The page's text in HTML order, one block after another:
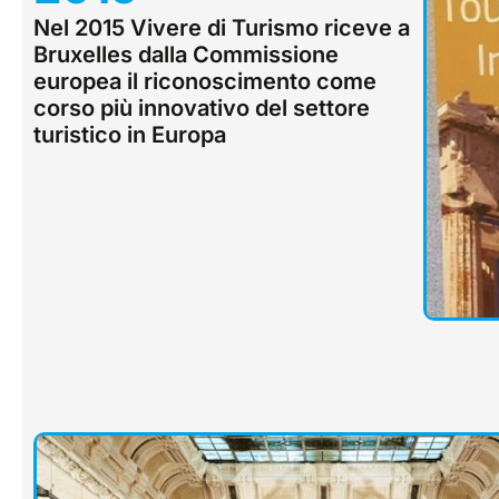
Nel 2015 Vivere di Turismo riceve a
Bruxelles dalla Commissione
europea il riconoscimento come
corso più innovativo del settore
turistico in Europa